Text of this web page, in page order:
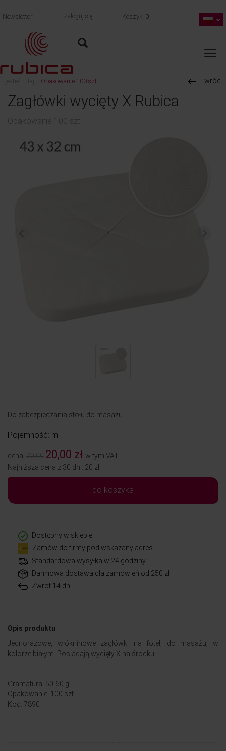
Newsletter Zaloguj się Koszyk 0
jesteś tutaj: Opakowanie 100 szt. wróć
Zagłówki wycięty X Rubica
Opakowanie 100 szt.
Do zabezpieczania stołu do masażu.
Pojemność: ml
cena: 20,00 20,00 zł w tym VAT
Najniższa cena z 30 dni: 20 zł
do koszyka
Dostępny w sklepie
Zamów do firmy pod wskazany adres
Standardowa wysyłka w 24 godziny
Darmowa dostawa dla zamówień od 250 zł
Zwrot 14 dni
Opis produktu
Jednorazowe, włókninowe zagłówki na fotel, do masażu, w
kolorze białym. Posiadają wycięty X na środku.
Gramatura: 50-60 g
Opakowanie: 100 szt.
Kod: 7890